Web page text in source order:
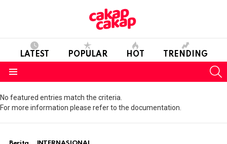
LATEST POPULAR HOT TRENDING
No featured entries match the criteria.
For more information please refer to the documentation.